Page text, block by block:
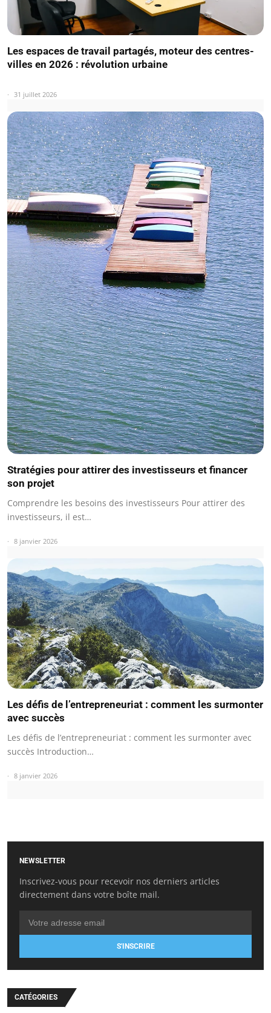
Les espaces de travail partagés, moteur des centres-
villes en 2026 : révolution urbaine
31 juillet 2026
Stratégies pour attirer des investisseurs et financer
son projet
Comprendre les besoins des investisseurs Pour attirer des
investisseurs, il est…
8 janvier 2026
Les défis de l’entrepreneuriat : comment les surmonter
avec succès
Les défis de l’entrepreneuriat : comment les surmonter avec
succès Introduction…
8 janvier 2026
NEWSLETTER
Inscrivez-vous pour recevoir nos derniers articles
directement dans votre boîte mail.
S'INSCRIRE
CATÉGORIES